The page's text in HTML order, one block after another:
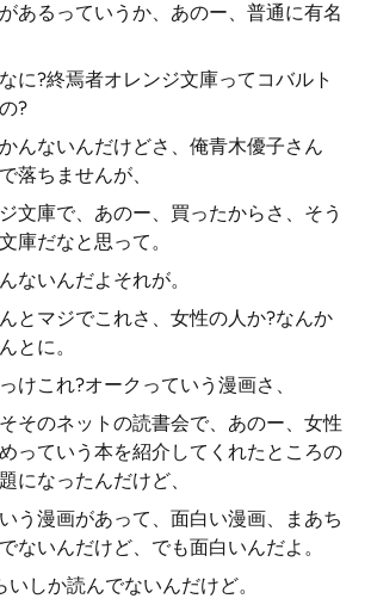
あるっていうか、あのー、普通に有名
に?終焉者オレンジ文庫ってコバルト
?
んないんだけどさ、俺青木優子さん
落ちませんが、
文庫で、あのー、買ったからさ、そう
庫だなと思って。
ないんだよそれが。
とマジでこれさ、女性の人か?なんか
とに。
けこれ?オークっていう漫画さ、
そのネットの読書会で、あのー、女性
っていう本を紹介してくれたところの
になったんだけど、
う漫画があって、面白い漫画、まあち
ないんだけど、でも面白いんだよ。
しか読んでないんだけど。